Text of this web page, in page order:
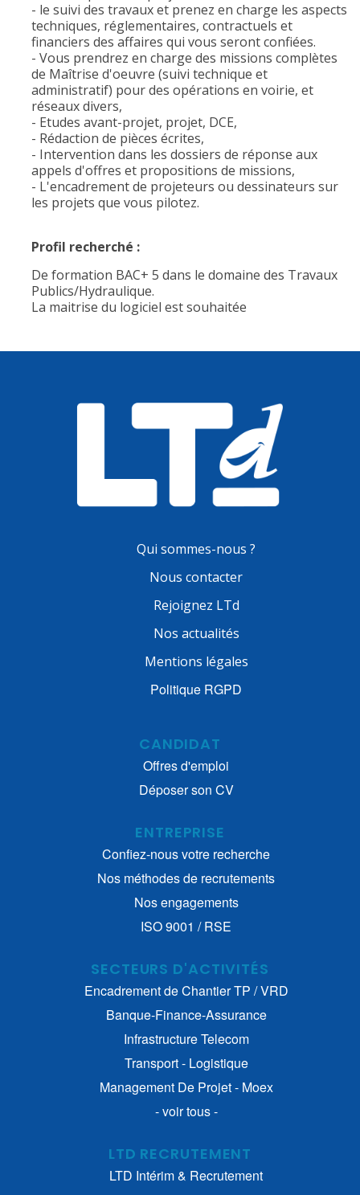
- le suivi des travaux et prenez en charge les aspects
techniques, réglementaires, contractuels et
financiers des affaires qui vous seront confiées.
- Vous prendrez en charge des missions complètes
de Maîtrise d'oeuvre (suivi technique et
administratif) pour des opérations en voirie, et
réseaux divers,
- Etudes avant-projet, projet, DCE,
- Rédaction de pièces écrites,
- Intervention dans les dossiers de réponse aux
appels d'offres et propositions de missions,
- L'encadrement de projeteurs ou dessinateurs sur
les projets que vous pilotez.
Profil recherché :
De formation BAC+ 5 dans le domaine des Travaux
Publics/Hydraulique.
La maitrise du logiciel est souhaitée
Qui sommes-nous ?
Nous contacter
Rejoignez LTd
Nos actualités
Mentions légales
Politique RGPD
CANDIDAT
Offres d'emploi
Déposer son CV
ENTREPRISE
Confiez-nous votre recherche
Nos méthodes de recrutements
Nos engagements
ISO 9001 / RSE
SECTEURS D'ACTIVITÉS
Encadrement de Chantier TP / VRD
Banque-Finance-Assurance
Infrastructure Telecom
Transport - Logistique
Management De Projet - Moex
- voir tous -
LTD RECRUTEMENT
LTD Intérim & Recrutement